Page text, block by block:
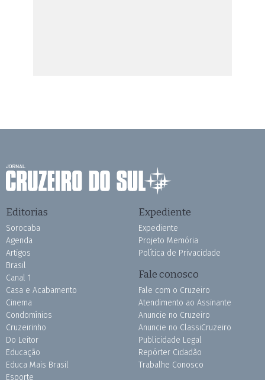
Editorias
Sorocaba
Agenda
Artigos
Brasil
Canal 1
Casa e Acabamento
Cinema
Condomínios
Cruzeirinho
Do Leitor
Educação
Educa Mais Brasil
Esporte
Expediente
Expediente
Projeto Memória
Política de Privacidade
Fale conosco
Fale com o Cruzeiro
Atendimento ao Assinante
Anuncie no Cruzeiro
Anuncie no ClassiCruzeiro
Publicidade Legal
Repórter Cidadão
Trabalhe Conosco